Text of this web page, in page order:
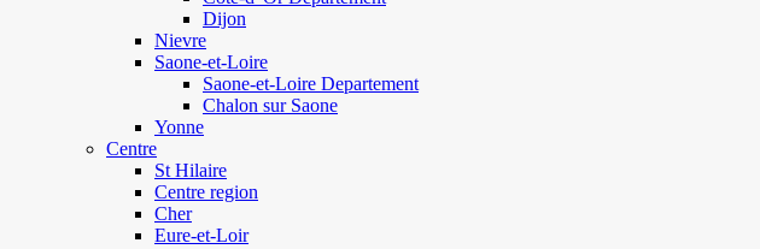
Dijon
Nievre
Saone-et-Loire
Saone-et-Loire Departement
Chalon sur Saone
Yonne
Centre
St Hilaire
Centre region
Cher
Eure-et-Loir